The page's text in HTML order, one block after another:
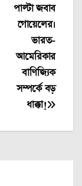
পাল্টা জবাব
গোয়েলের।
ভারত-
আমেরিকার
বাণিজ্যিক
সম্পর্কে বড়
ধাক্কা!